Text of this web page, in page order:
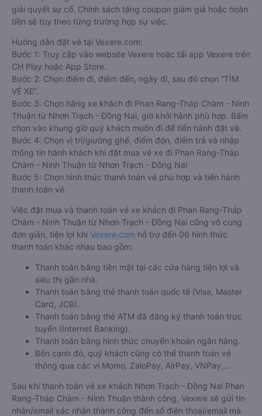
giải quyết sự cố. Chính sách tặng coupon giảm giá hoặc hoàn
tiền sẽ tùy theo từng trường hợp sự việc.
Hướng dẫn đặt vé tại Vexere.com:
Bước 1: Truy cập vào website Vexere hoặc tải app Vexere trên
CH Play hoặc App Store.
Bước 2: Chọn điểm đi, điểm đến, ngày đi, sau đó chọn “TÌM
VÉ XE”.
Bước 3: Chọn hãng xe khách đi Phan Rang-Tháp Chàm - Ninh
Thuận từ Nhơn Trạch - Đồng Nai, giờ khởi hành phù hợp. Bấm
chọn vào khung giờ quý khách muốn đi để tiến hành đặt vé.
Bước 4: Chọn vị trí/giường ghế, điểm đón, điểm trả và nhập
thông tin hành khách khi đặt mua vé xe đi Phan Rang-Tháp
Chàm - Ninh Thuận từ Nhơn Trạch - Đồng Nai
Bước 5: Chọn hình thức thanh toán vé phù hợp và tiến hành
thanh toán vé.
Việc đặt mua và thanh toán vé xe khách đi Phan Rang-Tháp
Chàm - Ninh Thuận từ Nhơn Trạch - Đồng Nai cũng vô cùng
đơn giản, tiện lợi khi Vexere.com hỗ trợ đến 06 hình thức
thanh toán khác nhau bao gồm:
Thanh toán bằng tiền mặt tại các cửa hàng tiện lợi và
siêu thị gần nhà.
Thanh toán bằng thẻ thanh toán quốc tế (Visa, Master
Card, JCB).
Thanh toán bằng thẻ ATM đã đăng ký thanh toán trực
tuyến (Internet Banking).
Thanh toán bằng hình thức chuyển khoản ngân hàng.
Bên cạnh đó, quý khách cũng có thể thanh toán vé
thông qua các ví Momo, ZaloPay, AirPay, VNPay,…
Sau khi thanh toán vé xe khách Nhơn Trạch - Đồng Nai Phan
Rang-Tháp Chàm - Ninh Thuận thành công, Vexere sẽ gửi tin
nhắn/email xác nhận thành công đến số điện thoại/email mà